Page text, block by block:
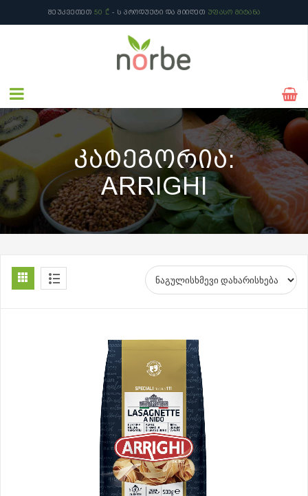
ᲨᲔᲣᲙᲕᲔᲗᲔᲗ 50 ₾ - Ს ᲞᲠᲝᲓᲣᲥᲢᲘ ᲓᲐ ᲛᲘᲘᲦᲔᲗ ᲣᲤᲐᲡᲝ ᲛᲘᲢᲐᲜᲐ
ᲙᲐᲢᲔᲒᲝᲠᲘᲐ:
ARRIGHI